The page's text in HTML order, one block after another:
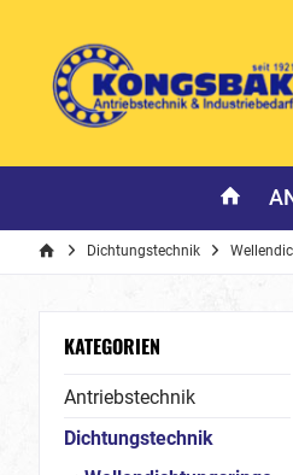
Dichtungstechnik
KATEGORIEN
Antriebstechnik
Dichtungstechnik